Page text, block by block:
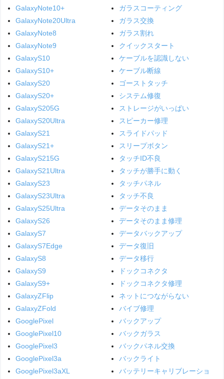
GalaxyNote10+
GalaxyNote20Ultra
GalaxyNote8
GalaxyNote9
GalaxyS10
GalaxyS10+
GalaxyS20
GalaxyS20+
GalaxyS205G
GalaxyS20Ultra
GalaxyS21
GalaxyS21+
GalaxyS215G
GalaxyS21Ultra
GalaxyS23
GalaxyS23Ultra
GalaxyS25Ultra
GalaxyS26
GalaxyS7
GalaxyS7Edge
GalaxyS8
GalaxyS9
GalaxyS9+
GalaxyZFlip
GalaxyZFold
GooglePixel
GooglePixel10
GooglePixel3
GooglePixel3a
GooglePixel3aXL
ガラスコーティング
ガラス交換
ガラス割れ
クイックスタート
ケーブルを認識しない
ケーブル断線
ゴーストタッチ
システム修復
ストレージがいっぱい
スピーカー修理
スライドパッド
スリープボタン
タッチID不良
タッチが勝手に動く
タッチパネル
タッチ不良
データそのまま
データそのまま修理
データバックアップ
データ復旧
データ移行
ドックコネクタ
ドックコネクタ修理
ネットにつながらない
バイブ修理
バックアップ
バックガラス
バックパネル交換
バックライト
バッテリーキャリブレーショ